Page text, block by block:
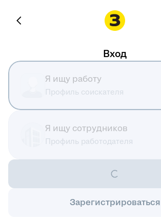
Вход
Я ищу работу
Профиль соискателя
Я ищу сотрудников
Профиль работодателя
Зарегистрироваться